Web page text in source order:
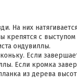
На них
крепятся с
ондувиллы.
Если
Если кромка
из дерева